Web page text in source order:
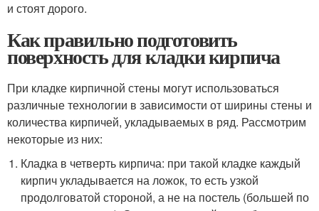
и стоят дорого.
Как правильно подготовить
поверхность для кладки кирпича
При кладке кирпичной стены могут использоваться
различные технологии в зависимости от ширины стены и
количества кирпичей, укладываемых в ряд. Рассмотрим
некоторые из них:
Кладка в четверть кирпича: при такой кладке каждый
кирпич укладывается на ложок, то есть узкой
продолговатой стороной, а не на постель (большей по